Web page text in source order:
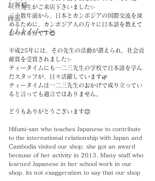
お客様
商品
ノムトムムーン
二三先生がご来店下さいました✨
二十数年前から、日本とカンボジアの国際交流を深
めるために、カンボジア人の方々に日本語を教えて
おられる方です😊
平成25年には、その先生の活動が讃えられ、社会貢
献賞を受賞されました✨
ティータイムにも一二三先生の学校で日本語を学ん
だスタッフが、日々活躍しています🌿
ティータイムは一二三先生のおかげで成り立ってい
ると言っても過言ではありません。
どうもありがとうございます😊
Hifumi-san who teaches Japanese to contribute
to the international relationship with Japan and
Cambodia visited our shop. she got an award
because of her activity in 2013. Many staff who
learned Japanese in her school work in our
shop. its not exaggeration to say that our shop